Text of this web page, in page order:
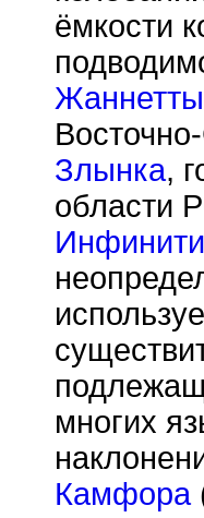
ёмкости
Злынка,
области
многих
Камфора